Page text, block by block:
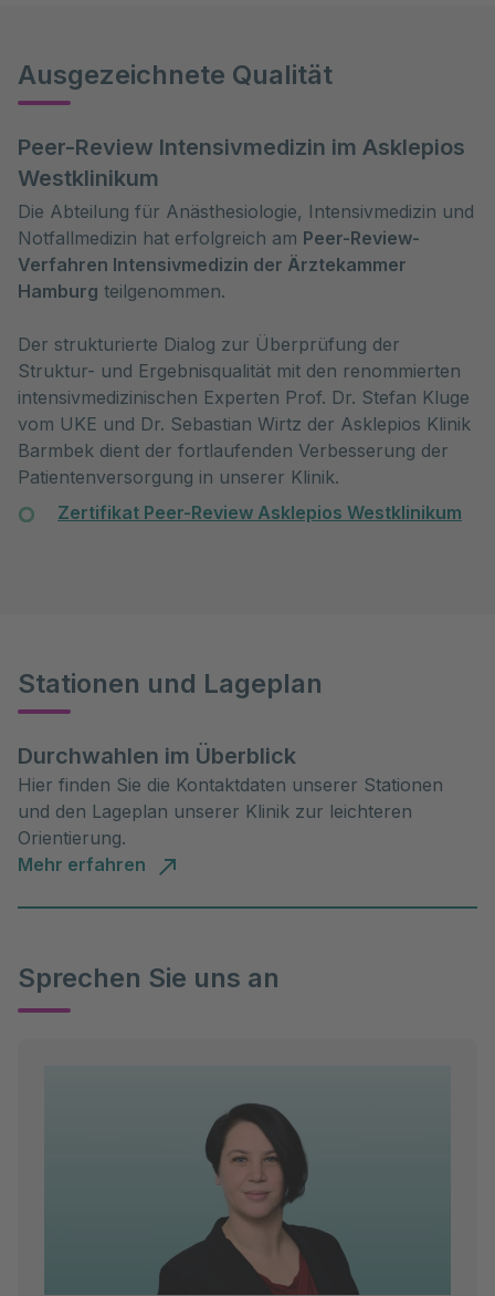
Ausgezeichnete Qualität
Peer-Review Intensivmedizin im Asklepios
Westklinikum
Die Abteilung für Anästhesiologie, Intensivmedizin und
Notfallmedizin hat erfolgreich am Peer-Review-
Verfahren Intensivmedizin der Ärztekammer
Hamburg teilgenommen.
Der strukturierte Dialog zur Überprüfung der
Struktur- und Ergebnisqualität mit den renommierten
intensivmedizinischen Experten Prof. Dr. Stefan Kluge
vom UKE und Dr. Sebastian Wirtz der Asklepios Klinik
Barmbek dient der fortlaufenden Verbesserung der
Patientenversorgung in unserer Klinik.
Zertifikat Peer-Review Asklepios Westklinikum
Stationen und Lageplan
Durchwahlen im Überblick
Hier finden Sie die Kontaktdaten unserer Stationen
und den Lageplan unserer Klinik zur leichteren
Orientierung.
Mehr erfahren
Sprechen Sie uns an